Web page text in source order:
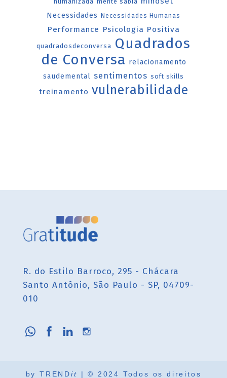
Necessidades Necessidades Humanas
Performance Psicologia Positiva
quadradosdeconversa Quadrados
de Conversa relacionamento
saudemental sentimentos soft skills
treinamento vulnerabilidade
R. do Estilo Barroco, 295 - Chácara
Santo Antônio, São Paulo - SP, 04709-
010
byTRENDit | © 2024 Todos os direitos